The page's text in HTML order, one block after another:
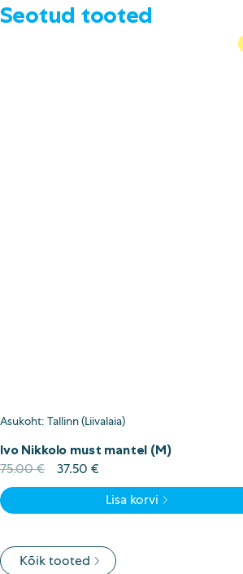
Seotud tooted
Asukoht: Tallinn (Liivalaia)
Ivo Nikkolo must mantel (M)
75.00€
Algne
hind
75.00 €.
37.50 €
price
is:
37.50 €.
Lisa korvi
Kõik tooted